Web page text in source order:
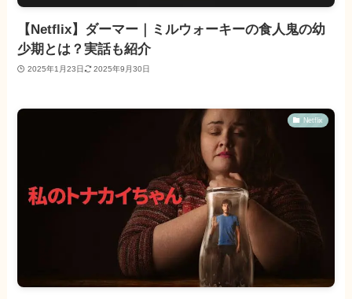
【Netflix】ダーマー｜ミルウォーキーの食人鬼の幼
少期とは？実話も紹介
2025年1月23日 2025年9月30日
Netflix